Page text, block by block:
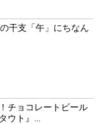
干支「午」にちなん
チョコレートビール
ウト』...